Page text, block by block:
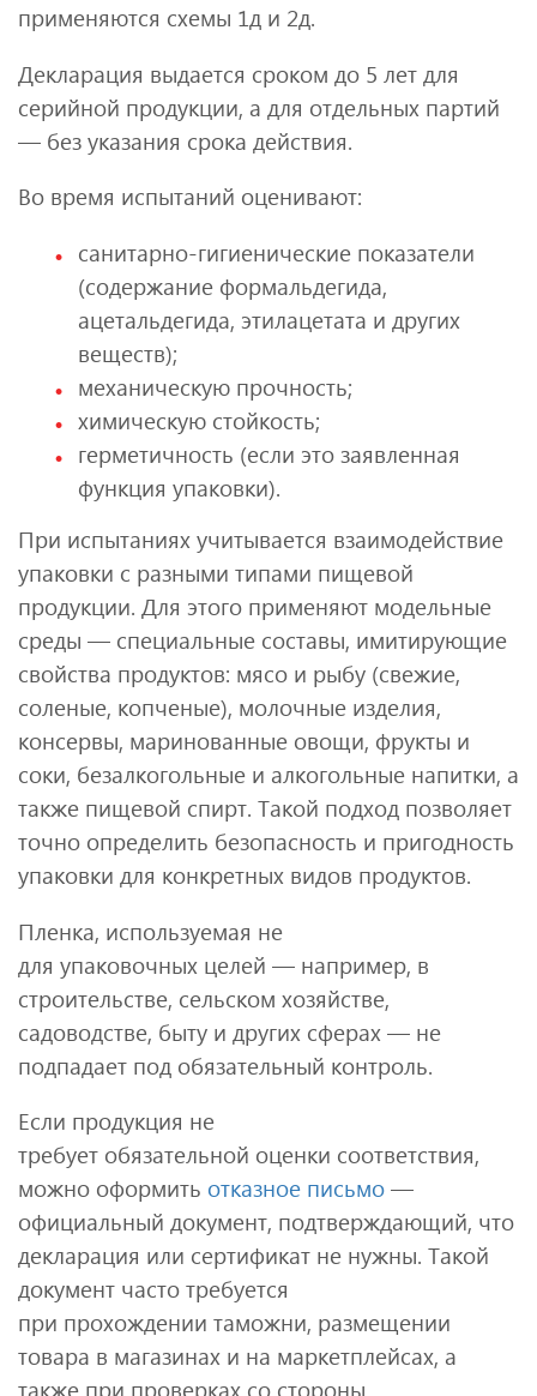
применяются схемы 1д и 2д.
Декларация выдается сроком до 5 лет для
серийной продукции, а для отдельных партий
— без указания срока действия.
Во время испытаний оценивают:
санитарно-гигиенические показатели
(содержание формальдегида,
ацетальдегида, этилацетата и других
веществ);
механическую прочность;
химическую стойкость;
герметичность (если это заявленная
функция упаковки).
При испытаниях учитывается взаимодействие
упаковки с разными типами пищевой
продукции. Для этого применяют модельные
среды — специальные составы, имитирующие
свойства продуктов: мясо и рыбу (свежие,
соленые, копченые), молочные изделия,
консервы, маринованные овощи, фрукты и
соки, безалкогольные и алкогольные напитки, а
также пищевой спирт. Такой подход позволяет
точно определить безопасность и пригодность
упаковки для конкретных видов продуктов.
Пленка, используемая не
для упаковочных целей — например, в
строительстве, сельском хозяйстве,
садоводстве, быту и других сферах — не
подпадает под обязательный контроль.
Если продукция не
требует обязательной оценки соответствия,
можно оформить отказное письмо —
официальный документ, подтверждающий, что
декларация или сертификат не нужны. Такой
документ часто требуется
при прохождении таможни, размещении
товара в магазинах и на маркетплейсах, а
также при проверках со стороны